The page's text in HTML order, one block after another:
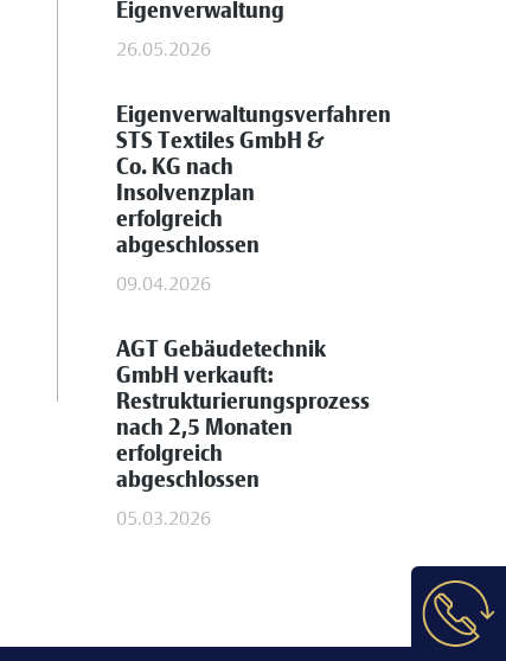
Eigenverwaltung
26.05.2026
Eigenverwaltungsverfahren
STS Textiles GmbH &
Co. KG nach
Insolvenzplan
erfolgreich
abgeschlossen
09.04.2026
AGT Gebäudetechnik
GmbH verkauft:
Restrukturierungsprozess
nach 2,5 Monaten
erfolgreich
abgeschlossen
05.03.2026